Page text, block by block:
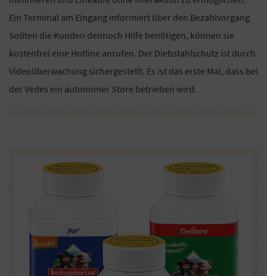
Ein Terminal am Eingang informiert über den Bezahlvorgang.
Sollten die Kunden dennoch Hilfe benötigen, können sie
kostenfrei eine Hotline anrufen. Der Diebstahlschutz ist durch
Videoüberwachung sichergestellt. Es ist das erste Mal, dass bei
der Vedes ein autonomer Store betrieben wird.